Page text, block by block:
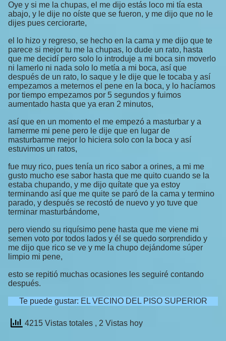
Oye y si me la chupas, el me dijo estás loco mi tía esta
abajo, y le dije no oíste que se fueron, y me dijo que no le
dijes pues cerciorarte,
el lo hizo y regreso, se hecho en la cama y me dijo que te
parece si mejor tu me la chupas, lo dude un rato, hasta
que me decidí pero solo lo introduje a mi boca sin moverlo
ni lamerlo ni nada solo lo metía a mi boca, así que
después de un rato, lo saque y le dije que le tocaba y así
empezamos a meternos el pene en la boca, y lo hacíamos
por tiempo empezamos por 5 segundos y fuimos
aumentado hasta que ya eran 2 minutos,
así que en un momento el me empezó a masturbar y a
lamerme mi pene pero le dije que en lugar de
masturbarme mejor lo hiciera solo con la boca y así
estuvimos un ratos,
fue muy rico, pues tenía un rico sabor a orines, a mi me
gusto mucho ese sabor hasta que me quito cuando se la
estaba chupando, y me dijo quítate que ya estoy
terminando así que me quite se paró de la cama y termino
parado, y después se recostó de nuevo y yo tuve que
terminar masturbándome,
pero viendo su riquísimo pene hasta que me viene mi
semen voto por todos lados y él se quedo sorprendido y
me dijo que rico se ve y me la chupo dejándome súper
limpio mi pene,
esto se repitió muchas ocasiones les seguiré contando
después.
Te puede gustar: EL VECINO DEL PISO SUPERIOR
4215 Vistas totales , 2 Vistas hoy